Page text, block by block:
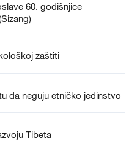
60. godišnjice
zaštiti
da neguju etničko jedinstvo
Tibeta